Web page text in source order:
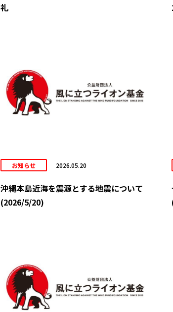
礼
お知らせ 2026.05.20
沖縄本島近海を震源とする地震について
(2026/5/20)